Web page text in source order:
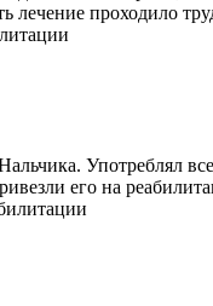
лечение проходило
Употреблял
его на